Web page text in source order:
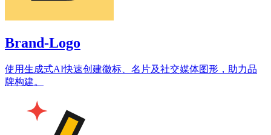
Brand-Logo
使用生成式AI快速创建徽标、名片及社交媒体图形，助力品
牌构建。